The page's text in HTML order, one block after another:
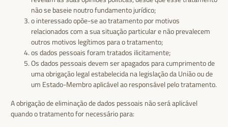
não se baseie noutro fundamento jurídico;
o interessado opõe-se ao tratamento por motivos
relacionados com a sua situação particular e não prevalecem
outros motivos legítimos para o tratamento;
os dados pessoais foram tratados ilicitamente;
Os dados pessoais devem ser apagados para cumprimento de
uma obrigação legal estabelecida na legislação da União ou de
um Estado-Membro aplicável ao responsável pelo tratamento.
A obrigação de eliminação de dados pessoais não será aplicável
quando o tratamento for necessário para: